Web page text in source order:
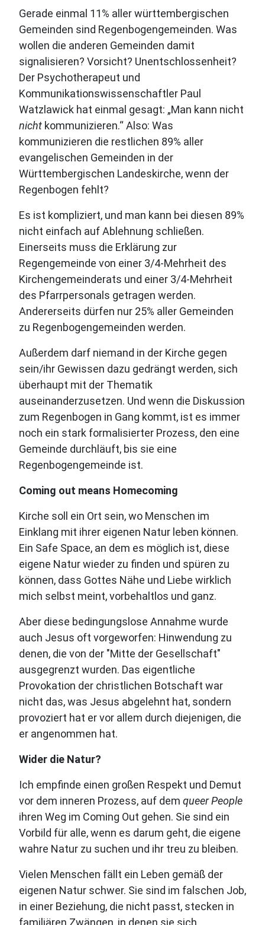
Gerade einmal 11% aller württembergischen
Gemeinden sind Regenbogengemeinden. Was
wollen die anderen Gemeinden damit
signalisieren? Vorsicht? Unentschlossenheit?
Der Psychotherapeut und
Kommunikationswissenschaftler Paul
Watzlawick hat einmal gesagt: „Man kann nicht
nicht kommunizieren.“ Also: Was
kommunizieren die restlichen 89% aller
evangelischen Gemeinden in der
Württembergischen Landeskirche, wenn der
Regenbogen fehlt?
Es ist kompliziert, und man kann bei diesen 89%
nicht einfach auf Ablehnung schließen.
Einerseits muss die Erklärung zur
Regengemeinde von einer 3/4-Mehrheit des
Kirchengemeinderats und einer 3/4-Mehrheit
des Pfarrpersonals getragen werden.
Andererseits dürfen nur 25% aller Gemeinden
zu Regenbogengemeinden werden.
Außerdem darf niemand in der Kirche gegen
sein/ihr Gewissen dazu gedrängt werden, sich
überhaupt mit der Thematik
auseinanderzusetzen. Und wenn die Diskussion
zum Regenbogen in Gang kommt, ist es immer
noch ein stark formalisierter Prozess, den eine
Gemeinde durchläuft, bis sie eine
Regenbogengemeinde ist.
Coming out means Homecoming
Kirche soll ein Ort sein, wo Menschen im
Einklang mit ihrer eigenen Natur leben können.
Ein Safe Space, an dem es möglich ist, diese
eigene Natur wieder zu finden und spüren zu
können, dass Gottes Nähe und Liebe wirklich
mich selbst meint, vorbehaltlos und ganz.
Aber diese bedingungslose Annahme wurde
auch Jesus oft vorgeworfen: Hinwendung zu
denen, die von der "Mitte der Gesellschaft"
ausgegrenzt wurden. Das eigentliche
Provokation der christlichen Botschaft war
nicht das, was Jesus abgelehnt hat, sondern
provoziert hat er vor allem durch diejenigen, die
er angenommen hat.
Wider die Natur?
Ich empfinde einen großen Respekt und Demut
vor dem inneren Prozess, auf dem queer People
ihren Weg im Coming Out gehen. Sie sind ein
Vorbild für alle, wenn es darum geht, die eigene
wahre Natur zu suchen und ihr treu zu bleiben.
Vielen Menschen fällt ein Leben gemäß der
eigenen Natur schwer. Sie sind im falschen Job,
in einer Beziehung, die nicht passt, stecken in
familiären Zwängen, in denen sie sich